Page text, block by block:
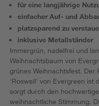
für eine langjährige
einfacher Auf- und
platzsparend zu
inklusive Metallständer
Immergrün, nadelfrei und
Weihnachtsbaum von
grünes Weihnachtsfest. Der
'Roswell' von Evergreen ist
sorgt durch den
weihnachtliche Stimmung.